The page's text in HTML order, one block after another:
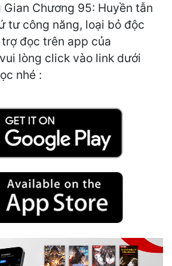
Gian Chương 95: Huyền tẫn
tư công năng, loại bỏ độc
đọc trên app của
lòng click vào link dưới
nhé :